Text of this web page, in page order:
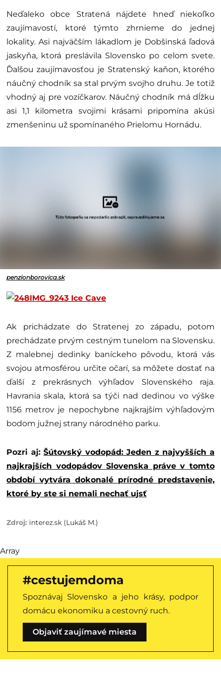
Neďaleko obce Stratená nájdete hneď niekoľko
zaujímavostí, ktoré týmto zhrnieme do jednej
lokality. Asi najväčším lákadlom je Dobšinská ľadová
jaskyňa, ktorá preslávila Slovensko po celom svete.
Ďalšou zaujímavosťou je Stratenský kaňon, ktorého
náučný chodník sa stal prvým svojho druhu. Je totiž
vhodný aj pre vozíčkarov. Náučný chodník má dĺžku
asi 1,1 kilometra svojimi krásami pripomína akúsi
zmenšeninu už spomínaného Prielomu Hornádu.
penzionborovica.sk
Ak prichádzate do Stratenej zo západu, potom
prechádzate prvým cestným tunelom na Slovensku.
Z malebnej dedinky baníckeho pôvodu, ktorá vás
svojou atmosférou určite očarí, sa môžete dostať na
ďalší z prekrásnych výhľadov Slovenského raja.
Havrania skala, ktorá sa týči nad dedinou vo výške
1156 metrov je nepochybne najkrajším výhľadovým
bodom južnej strany národného parku.
Pozri aj:Šútovský vodopád: Jeden z najvyšších a
najkrajších vodopádov Slovenska práve v tomto
období vytvára dokonalé prírodné predstavenie,
ktoré by ste si nemali nechať ujsť
interez.sk (Lukáš M.)
Array
#cestujemdoma
Spoznávaj Slovensko a jeho krásy, podpor
domácu ekonomiku a cestovný ruch.
Objaviť zaujímavé miesta